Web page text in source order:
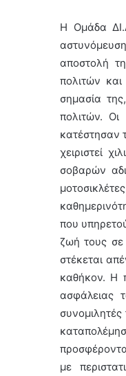
Η Ομάδα
αποστολή
πολιτών
σημασία
πολιτών. Οι
κατέστησαν
χειριστεί
σοβαρών
που
ζωή τους σε
στέκεται
καθήκον. Η
ασφάλειας
με